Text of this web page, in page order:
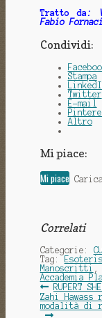
Tratto da:
Fabio
Condividi:
Stampa
Twitter
E-mail
Altro
Mi piace:
Mi piace
Correlati
Categorie:
Tag:
Manoscritti
Accademia
articoli
Articolo
RUPERT
Articolo
successivo:
Zahi
modalità di